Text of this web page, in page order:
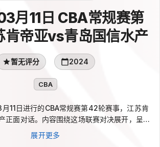
月11日 CBA常规赛第
肯帝亚vs青岛国信水产
暂无评分 2024
CBA
11日进行的CBA常规赛第42轮赛事，江苏肯
正面对话。内容围绕这场联赛对决展开，呈现
赛过程与场上较量。片中以国语呈现赛事相关
间线回顾本场CBA常规赛的基本脉络。对于关
展开更多